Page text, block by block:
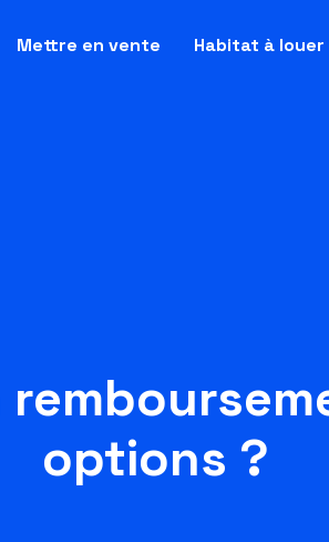
Mettre en vente Habitat à louer
options ?